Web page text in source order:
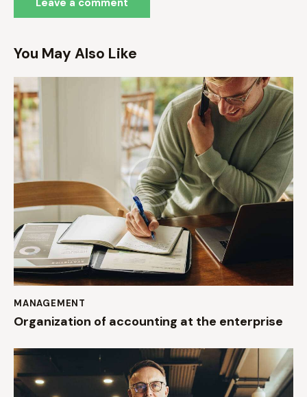
You May Also Like
MANAGEMENT
Organization of accounting at the enterprise